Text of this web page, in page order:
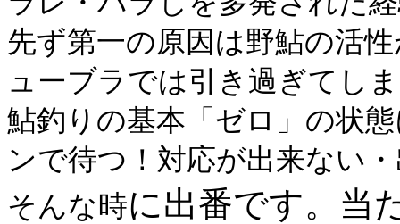
先ず第一の原因は野鮎の活
ューブラでは引き過ぎてし
鮎釣りの基本「ゼロ」の状
ンで待つ！対応が出来ない
そんな時に出番です。当